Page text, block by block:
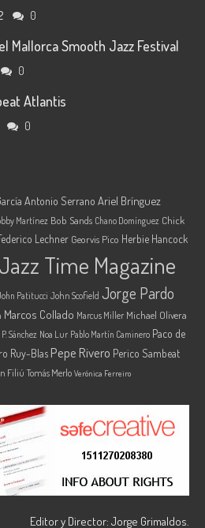
0
Mallorca Smooth Jazz Festival
0
Atlantis
0
Antonio Serrano Ariel Brínguez
Martínez Bob Sands Chano Domínguez Chick
Lechner Georvis Pico Herbie Hancock
Jazz Time Magazine
Patitucci John Scofield Jorge Pardo
Marcos Collado Marcus Miller Michael Olivera
Sánchez Noa Lur Pablo Martín Caminero Paco de
Ruy-Blas Pepe Rivero Perico Sambeat
Filiú Tomás Merlo Verónica Ferreiro
Editor y Director: Jorge Grimaldos.